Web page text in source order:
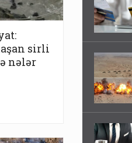
sirli
nələr